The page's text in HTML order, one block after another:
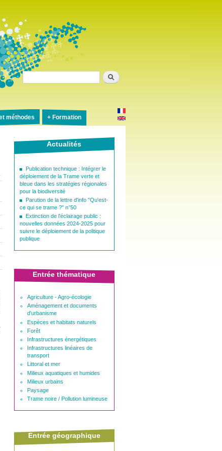
méthodes Formation
Actualités
Publication technique : Intégrer le
déploiement de la Trame verte et
bleue dans les stratégies régionales
pour la biodiversité
Parution de la lettre d'info "Qu'est-
ce qui se trame ?" n°50
Extinction de l'éclairage public :
nouvelles données 2024-2025 pour
suivre le déploiement de la politique
publique
Entrée thématique
Agriculture - Agro-écologie
Aménagement et documents
d'urbanisme
Espèces et habitats naturels
Forêt
Infrastructures énergétiques
Infrastructures linéaires de
transport
Littoral et mer
Milieux aquatiques et humides
Milieux urbains
Paysage
Trame noire / Pollution lumineuse
Entrée géographique